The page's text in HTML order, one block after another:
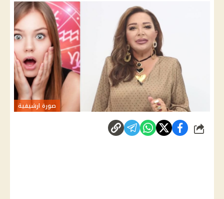
صورة ارشيفية
شارك